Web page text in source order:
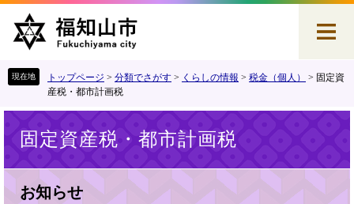
で
ば
文
へ
トップページ > 分類でさがす > くらしの情報 > 税金（個人） > 固定資
産税・都市計画税
固定資産税・都市計画税
お知らせ